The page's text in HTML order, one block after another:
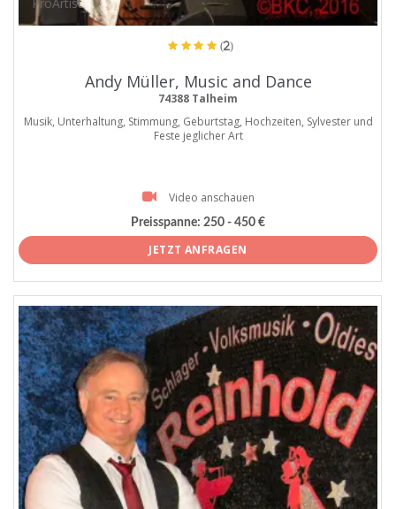
(2)
Andy Müller, Music and Dance
74388 Talheim
Musik, Unterhaltung, Stimmung, Geburtstag, Hochzeiten, Sylvester und
Feste jeglicher Art
Video anschauen
Preisspanne: 250 - 450 €
JETZT ANFRAGEN